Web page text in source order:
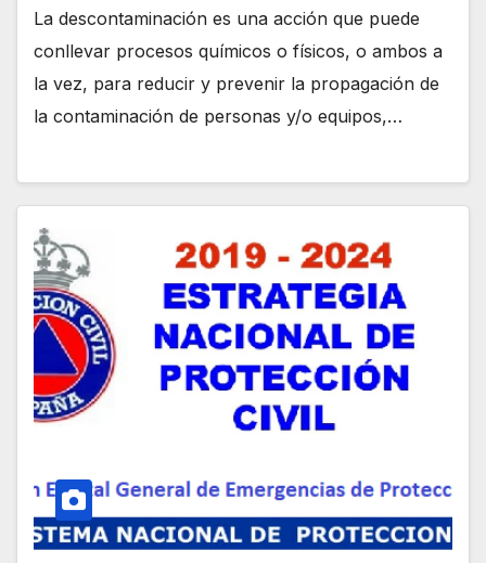
La descontaminación es una acción que puede
conllevar procesos químicos o físicos, o ambos a
la vez, para reducir y prevenir la propagación de
la contaminación de personas y/o equipos,…